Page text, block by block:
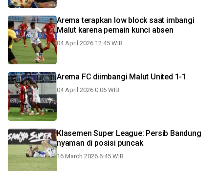
Arema terapkan low block saat imbangi
Malut karena pemain kunci absen
04 April 2026 12:45 WIB
Arema FC diimbangi Malut United 1-1
04 April 2026 0:06 WIB
Klasemen Super League: Persib Bandung
nyaman di posisi puncak
16 March 2026 6:45 WIB